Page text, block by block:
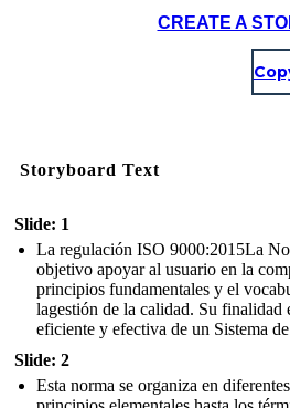
CREATE A
Storyboard Text
Slide: 1
La regulación ISO 9000:2015La
objetivo apoyar al usuario en la
principios fundamentales y el
lagestión de la calidad. Su
eficiente y efectiva de un Sistema
Slide: 2
Esta norma se organiza en